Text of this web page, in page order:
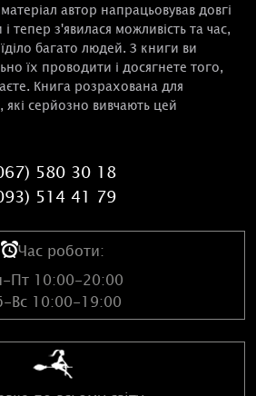
автор напрацьовував довгі
тепер з'явилася можливість та час,
багато людей. З книги ви
їх проводити і досягнете того,
Книга розрахована для
серйозно вивчають цей
що стосунки, які ще недавно
руйнуються миттєво, а той, що
йде з вашого життя, несучи з собою
І так не має бути.
спричиняють?
допомагала людям
життя. Повернути в сім'ю мир
любовного привороту.
поведінці та самопочутті. Любовна
у такій тяжкій ситуації!
580 30 18
514 41 79
Час роботи:
Пт 10:00-20:00
Вс 10:00-19:00